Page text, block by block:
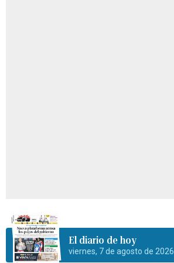
El diario de hoy
viernes, 7 de agosto de 2026